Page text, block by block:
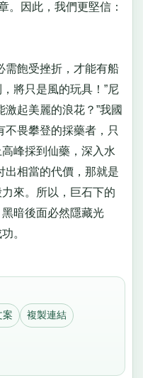
。因此，我們更堅信：
飽受挫折，才能有船
將只是風的玩具！”尼
起美麗的浪花？”我國
不畏攀登的採藥者，只
峰採到仙藥，深入水
出相當的代價，那就是
來。所以，巨石下的
暗後面必然隱藏光
。
案 複製連結